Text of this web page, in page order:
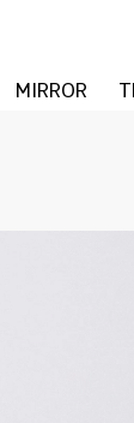
MIRROR